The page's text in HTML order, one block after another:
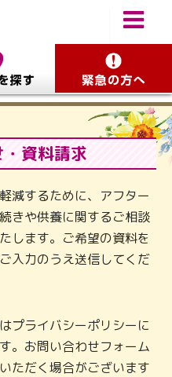
資料請求
減するために、アフター
きや供養に関するご相談
します。ご希望の資料を
入力のうえ送信してくだ
プライバシーポリシーに
。お問い合わせフォーム
ただく場合がございます